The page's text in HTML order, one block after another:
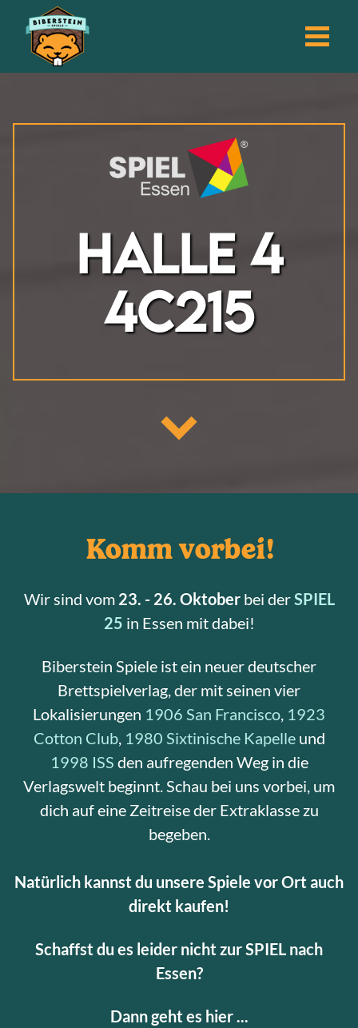
Halle 4
4C215
Komm vorbei!
Wir sind vom 23. - 26. Oktober bei derSPIEL
25 in Essen mit dabei!
Biberstein Spiele ist ein neuer deutscher
Brettspielverlag, der mit seinen vier
Lokalisierungen 1906 San Francisco, 1923
Cotton Club, 1980 Sixtinische Kapelleund
1998 ISS den aufregenden Weg in die
Verlagswelt beginnt. Schau bei uns vorbei, um
dich auf eine Zeitreise der Extraklasse zu
begeben.
Natürlich kannst du unsere Spiele vor Ort auch
direkt kaufen!
Schaffst du es leider nicht zur SPIEL nach
Essen?
Dann geht es hier ...